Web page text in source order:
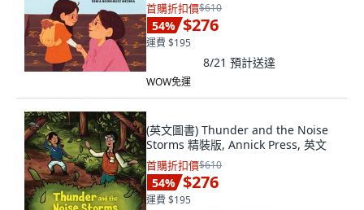
首購折扣價$610
54% $276
運費 $195
8/21 預計送達
WOW免運
(英文圖書) Thunder and the Noise
Storms 精裝版, Annick Press, 英文
首購折扣價$610
54% $276
運費 $195